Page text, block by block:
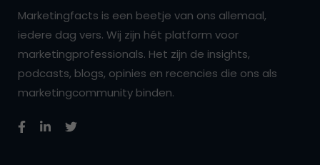
Marketingfacts is een beetje van ons allemaal,
iedere dag vers. Wij zijn hét platform voor
marketingprofessionals. Het zijn de insights,
podcasts, blogs, opinies en recencies die ons als
marketingcommunity binden.